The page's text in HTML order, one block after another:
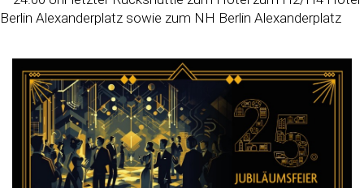
Berlin Alexanderplatz sowie zum NH Berlin Alexanderplatz